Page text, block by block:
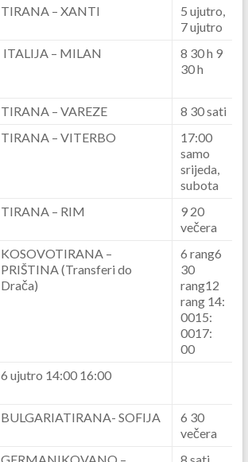
TIRANA – XANTI
5 ujutro,
7 ujutro
ITALIJA – MILAN
8 30 h 9
30 h
TIRANA – VAREZE
8 30 sati
TIRANA – VITERBO
17:00
samo
srijeda,
subota
TIRANA – RIM
9 20
večera
KOSOVOTIRANA –
PRIŠTINA (Transferi do
Drača)
6 rang6
30
rang12
rang 14:
0015:
0017:
00
6 ujutro 14:00 16:00
BULGARIATIRANA- SOFIJA
6 30
večera